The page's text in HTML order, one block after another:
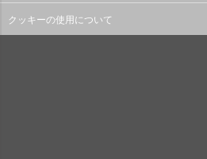
クッキーの使用について